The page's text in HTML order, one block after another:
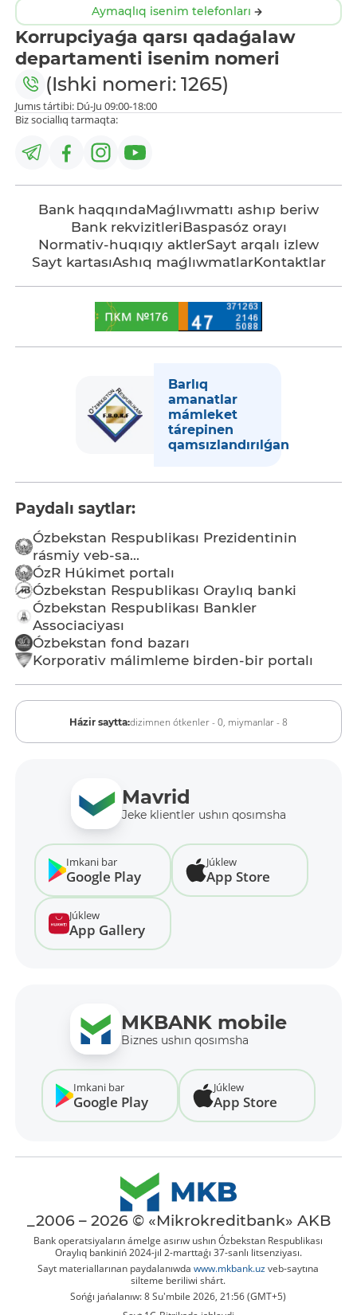
Aymaqlıq isenim telefonları
Korrupciyaǵa qarsı qadaǵalaw
departamenti isenim nomeri
(Ishki nomeri: 1265)
Jumıs tártibi: Dú-Ju 09:00-18:00
Biz sociallıq tarmaqta:
Bank haqqındaMaǵlıwmattı ashıp beriw
Bank rekvizitleriBaspasóz orayı
Normativ-huqıqıy aktlerSayt arqalı izlew
Sayt kartasıAshıq maǵlıwmatlarKontaktlar
Barlıq
amanatlar
mámleket
tárepinen
qamsızlandırılǵan
Paydalı saytlar:
Ózbekstan Respublikası Prezidentinin
rásmiy veb-sa...
ÓzR Húkimet portalı
Ózbekstan Respublikası Oraylıq banki
Ózbekstan Respublikası Bankler
Associaciyası
Ózbekstan fond bazarı
Korporativ málimleme birden-bir portalı
Házir saytta:dizimnen ótkenler - 0, miymanlar - 8
Mavrid
Jeke klientler ushın qosımsha
Imkani bar
Google Play
Júklew
App Store
Júklew
App Gallery
MKBANK mobile
Biznes ushın qosımsha
Imkani bar
Google Play
Júklew
App Store
_2006 – 2026 © «Mikrokreditbank» AKB
Bank operatsiyaların ámelge asırıw ushın Ózbekstan Respublikası
Oraylıq bankiniń 2024-jıl 2-marttaǵı 37-sanlı litsenziyası.
Sayt materiallarınan paydalanıwdawww.mkbank.uz veb-saytına
silteme beriliwi shárt.
Sońǵı jańalanıw: 8 Su'mbile 2026, 21:56 (GMT+5)